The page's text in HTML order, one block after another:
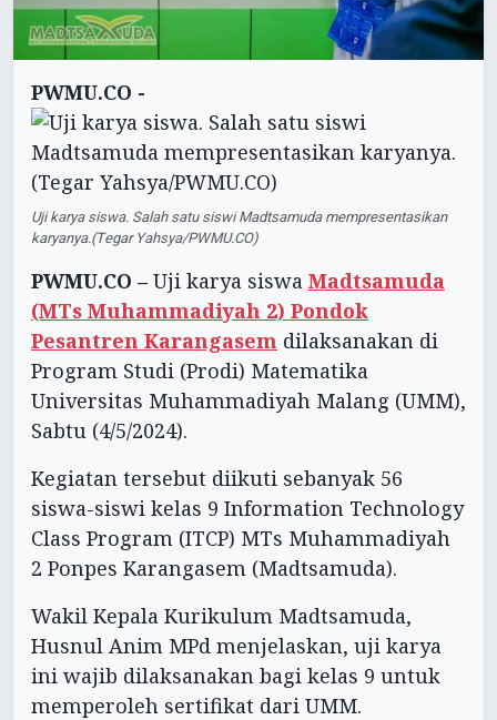
PWMU.CO -
Uji karya siswa. Salah satu siswi Madtsamuda mempresentasikan
karyanya.(Tegar Yahsya/PWMU.CO)
PWMU.CO – Uji karya siswa Madtsamuda
(MTs Muhammadiyah 2) Pondok
Pesantren Karangasem dilaksanakan di
Program Studi (Prodi) Matematika
Universitas Muhammadiyah Malang (UMM),
Sabtu (4/5/2024).
Kegiatan tersebut diikuti sebanyak 56
siswa-siswi kelas 9 Information Technology
Class Program (ITCP) MTs Muhammadiyah
2 Ponpes Karangasem (Madtsamuda).
Wakil Kepala Kurikulum Madtsamuda,
Husnul Anim MPd menjelaskan, uji karya
ini wajib dilaksanakan bagi kelas 9 untuk
memperoleh sertifikat dari UMM.